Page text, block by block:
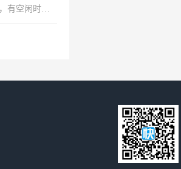
有空闲时
钱没问题！